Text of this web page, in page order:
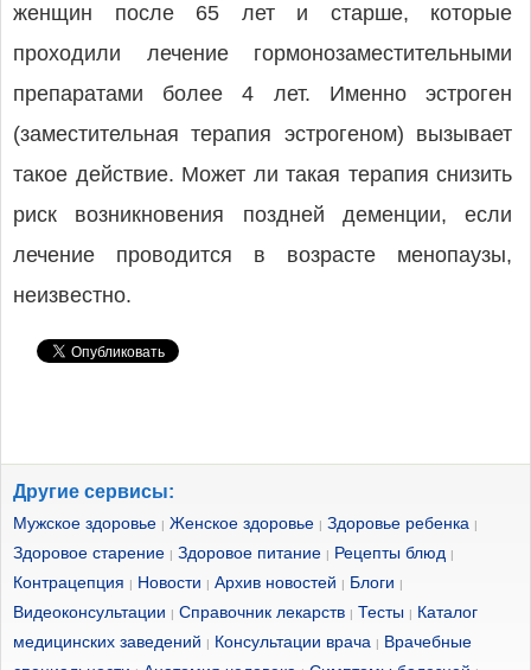
женщин после 65 лет и старше, которые
проходили лечение гормонозаместительными
препаратами более 4 лет. Именно эстроген
(заместительная терапия эстрогеном) вызывает
такое действие. Может ли такая терапия снизить
риск возникновения поздней деменции, если
лечение проводится в возрасте менопаузы,
неизвестно.
Другие сервисы:
Мужское здоровье | Женское здоровье | Здоровье ребенка |
Здоровое старение | Здоровое питание | Рецепты блюд |
Контрацепция | Новости | Архив новостей | Блоги |
Видеоконсультации | Справочник лекарств | Тесты | Каталог
медицинских заведений | Консультации врача | Врачебные